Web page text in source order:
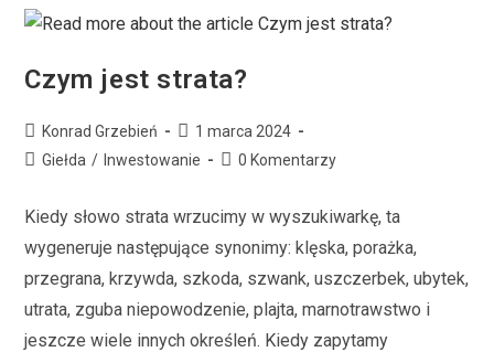
Czym jest strata?
Konrad Grzebień
1 marca 2024
Giełda / Inwestowanie 0 Komentarzy
Kiedy słowo strata wrzucimy w wyszukiwarkę, ta
wygeneruje następujące synonimy: klęska, porażka,
przegrana, krzywda, szkoda, szwank, uszczerbek, ubytek,
utrata, zguba niepowodzenie, plajta, marnotrawstwo i
jeszcze wiele innych określeń. Kiedy zapytamy